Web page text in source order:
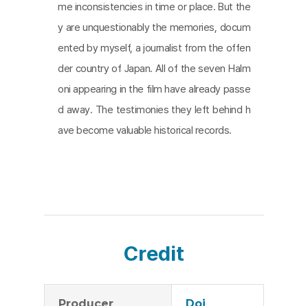
me inconsistencies in time or place. But the
y are unquestionably the memories, docum
ented by myself, a journalist from the offen
der country of Japan. All of the seven Halm
oni appearing in the film have already passe
d away. The testimonies they left behind h
ave become valuable historical records.
Credit